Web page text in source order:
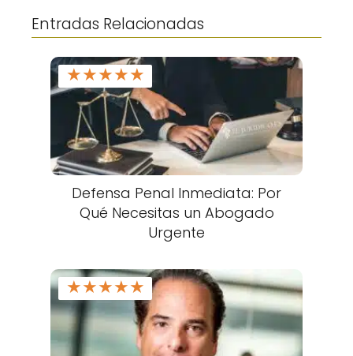
Entradas Relacionadas
★★★★★
Defensa Penal Inmediata: Por
Qué Necesitas un Abogado
Urgente
★★★★★